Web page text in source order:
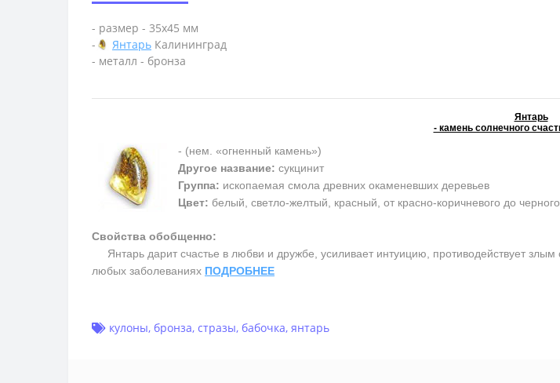
- размер - 35х45 мм
-
Янтарь Калининград
- металл - бронза
Янтарь
- камень солнечного
- (нем. «огненный камень»)
Другое название: сукцинит
Группа: ископаемая смола древних окаменевших деревьев
Цвет: белый, светло-желтый, красный, от красно-коричневого до черного
Свойства обобщенно:
Янтарь дарит счастье в любви и дружбе, усиливает интуицию, противодействует злым
любых заболеваниях ПОДРОБНЕЕ
кулоны, бронза, стразы, бабочка, янтарь